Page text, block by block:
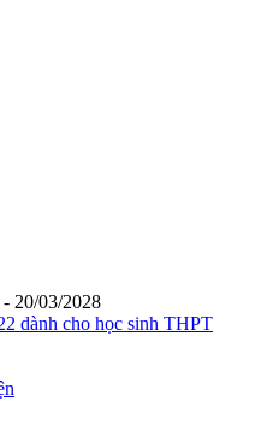
20/03/2028
dành cho học sinh THPT